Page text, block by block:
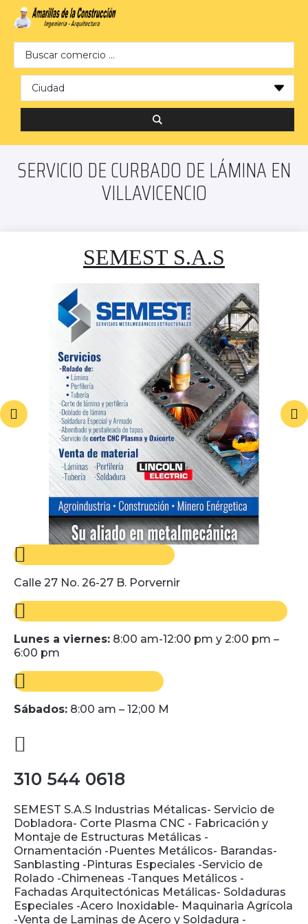
Search …
SERVICIO DE CURBADO DE LÁMINA EN
VILLAVICENCIO
SEMEST S.A.S
Calle 27 No. 26-27 B. Porvernir
Lunes a viernes: 8:00 am-12:00 pm y 2:00 pm –
6:00 pm
Sábados: 8:00 am – 12;00 M
310 544 0618
SEMEST S.A.S Industrias Métalicas- Servicio de
Dobladora- Corte Plasma CNC - Fabricación y
Montaje de Estructuras Metálicas -
Ornamentación -Puentes Metálicos- Barandas-
Sanblasting -Pinturas Especiales -Servicio de
Rolado -Chimeneas -Tanques Metálicos -
Fachadas Arquitectónicas Metálicas- Soldaduras
Especiales -Acero Inoxidable- Maquinaria Agrícola
-Venta de Laminas de Acero y Soldadura -